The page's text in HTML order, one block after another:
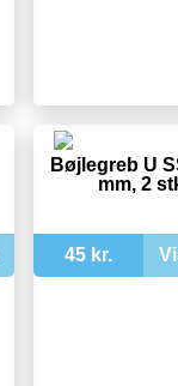
Bøjlegreb U
mm, 2
45 kr.